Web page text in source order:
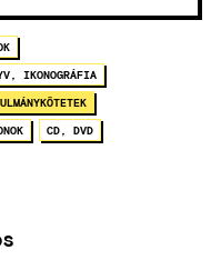
IKONOGRÁFIA
CD, DVD